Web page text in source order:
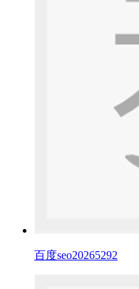
百度seo20265292